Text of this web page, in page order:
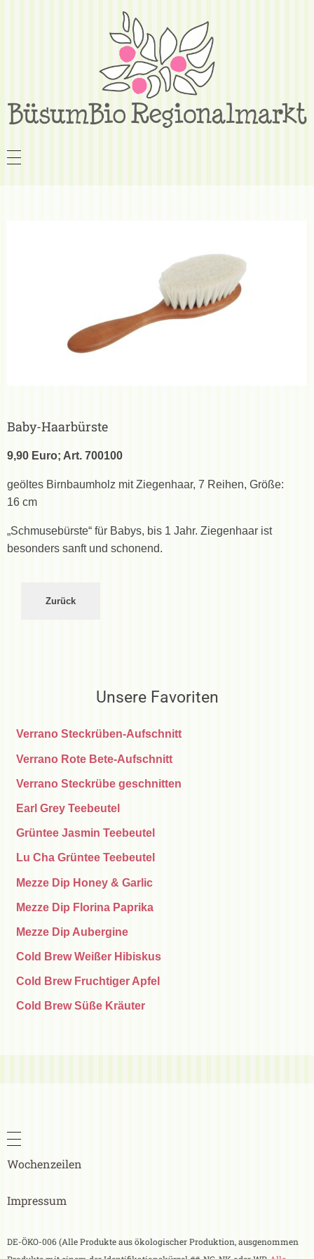
Baby-Haarbürste
9,90 Euro; Art. 700100
geöltes Birnbaumholz mit Ziegenhaar, 7 Reihen, Größe:
16 cm
„Schmusebürste“ für Babys, bis 1 Jahr. Ziegenhaar ist
besonders sanft und schonend.
Unsere Favoriten
Verrano Steckrüben-Aufschnitt
Verrano Rote Bete-Aufschnitt
Verrano Steckrübe geschnitten
Earl Grey Teebeutel
Grüntee Jasmin Teebeutel
Lu Cha Grüntee Teebeutel
Mezze Dip Honey & Garlic
Mezze Dip Florina Paprika
Mezze Dip Aubergine
Cold Brew Weißer Hibiskus
Cold Brew Fruchtiger Apfel
Cold Brew Süße Kräuter
Wochenzeilen
Impressum
DE-ÖKO-006 (Alle Produkte aus ökologischer Produktion, ausgenommen